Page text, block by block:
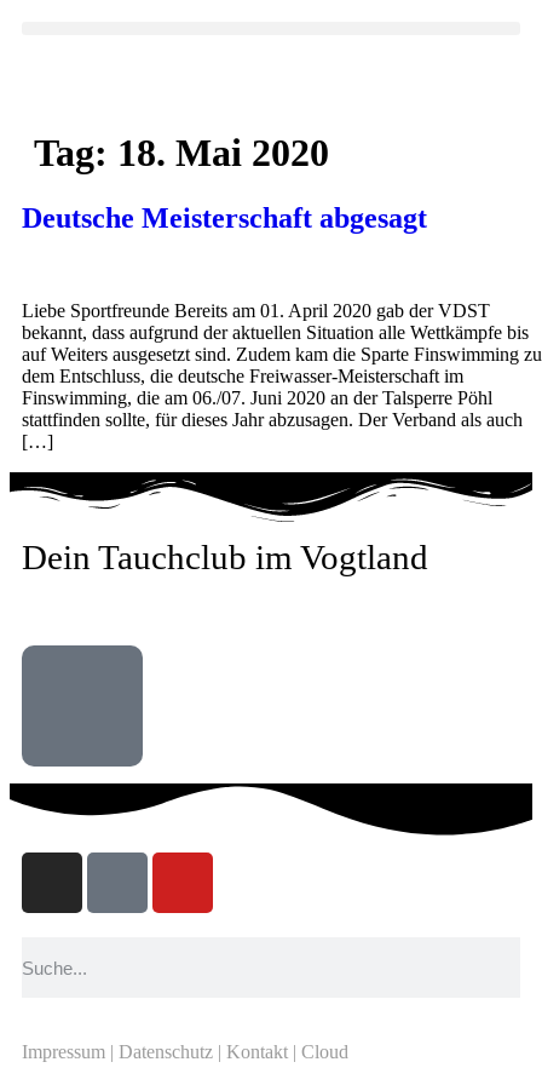
Tag: 18. Mai 2020
Deutsche Meisterschaft abgesagt
Liebe Sportfreunde Bereits am 01. April 2020 gab der VDST
bekannt, dass aufgrund der aktuellen Situation alle Wettkämpfe bis
auf Weiters ausgesetzt sind. Zudem kam die Sparte Finswimming zu
dem Entschluss, die deutsche Freiwasser-Meisterschaft im
Finswimming, die am 06./07. Juni 2020 an der Talsperre Pöhl
stattfinden sollte, für dieses Jahr abzusagen. Der Verband als auch
[…]
Dein Tauchclub im Vogtland
Impressum | Datenschutz | Kontakt | Cloud